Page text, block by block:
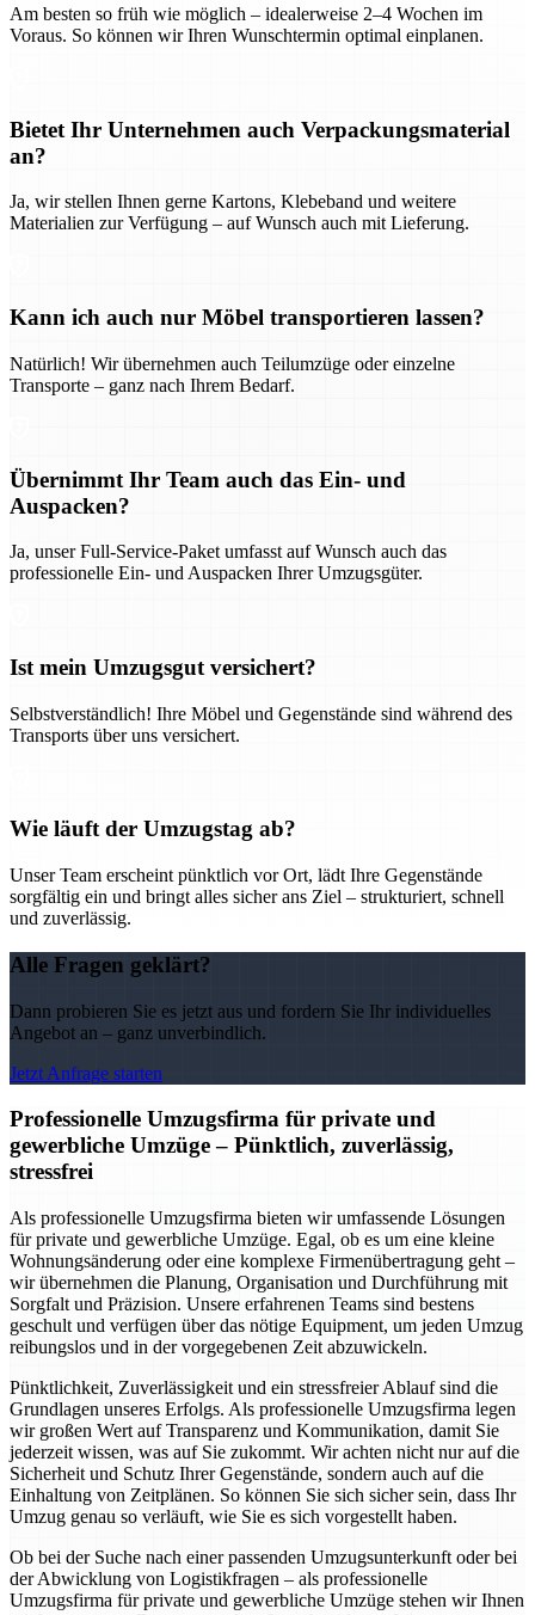
Am besten so früh wie möglich – idealerweise 2–4 Wochen im
Voraus. So können wir Ihren Wunschtermin optimal einplanen.
Bietet Ihr Unternehmen auch Verpackungsmaterial
an?
Ja, wir stellen Ihnen gerne Kartons, Klebeband und weitere
Materialien zur Verfügung – auf Wunsch auch mit Lieferung.
Kann ich auch nur Möbel transportieren lassen?
Natürlich! Wir übernehmen auch Teilumzüge oder einzelne
Transporte – ganz nach Ihrem Bedarf.
Übernimmt Ihr Team auch das Ein- und
Auspacken?
Ja, unser Full-Service-Paket umfasst auf Wunsch auch das
professionelle Ein- und Auspacken Ihrer Umzugsgüter.
Ist mein Umzugsgut versichert?
Selbstverständlich! Ihre Möbel und Gegenstände sind während des
Transports über uns versichert.
Wie läuft der Umzugstag ab?
Unser Team erscheint pünktlich vor Ort, lädt Ihre Gegenstände
sorgfältig ein und bringt alles sicher ans Ziel – strukturiert, schnell
und zuverlässig.
Alle Fragen geklärt?
Dann probieren Sie es jetzt aus und fordern Sie Ihr individuelles
Angebot an – ganz unverbindlich.
Jetzt Anfrage starten
Professionelle Umzugsfirma für private und
gewerbliche Umzüge – Pünktlich, zuverlässig,
stressfrei
Als professionelle Umzugsfirma bieten wir umfassende Lösungen
für private und gewerbliche Umzüge. Egal, ob es um eine kleine
Wohnungsänderung oder eine komplexe Firmenübertragung geht –
wir übernehmen die Planung, Organisation und Durchführung mit
Sorgfalt und Präzision. Unsere erfahrenen Teams sind bestens
geschult und verfügen über das nötige Equipment, um jeden Umzug
reibungslos und in der vorgegebenen Zeit abzuwickeln.
Pünktlichkeit, Zuverlässigkeit und ein stressfreier Ablauf sind die
Grundlagen unseres Erfolgs. Als professionelle Umzugsfirma legen
wir großen Wert auf Transparenz und Kommunikation, damit Sie
jederzeit wissen, was auf Sie zukommt. Wir achten nicht nur auf die
Sicherheit und Schutz Ihrer Gegenstände, sondern auch auf die
Einhaltung von Zeitplänen. So können Sie sich sicher sein, dass Ihr
Umzug genau so verläuft, wie Sie es sich vorgestellt haben.
Ob bei der Suche nach einer passenden Umzugsunterkunft oder bei
der Abwicklung von Logistikfragen – als professionelle
Umzugsfirma für private und gewerbliche Umzüge stehen wir Ihnen